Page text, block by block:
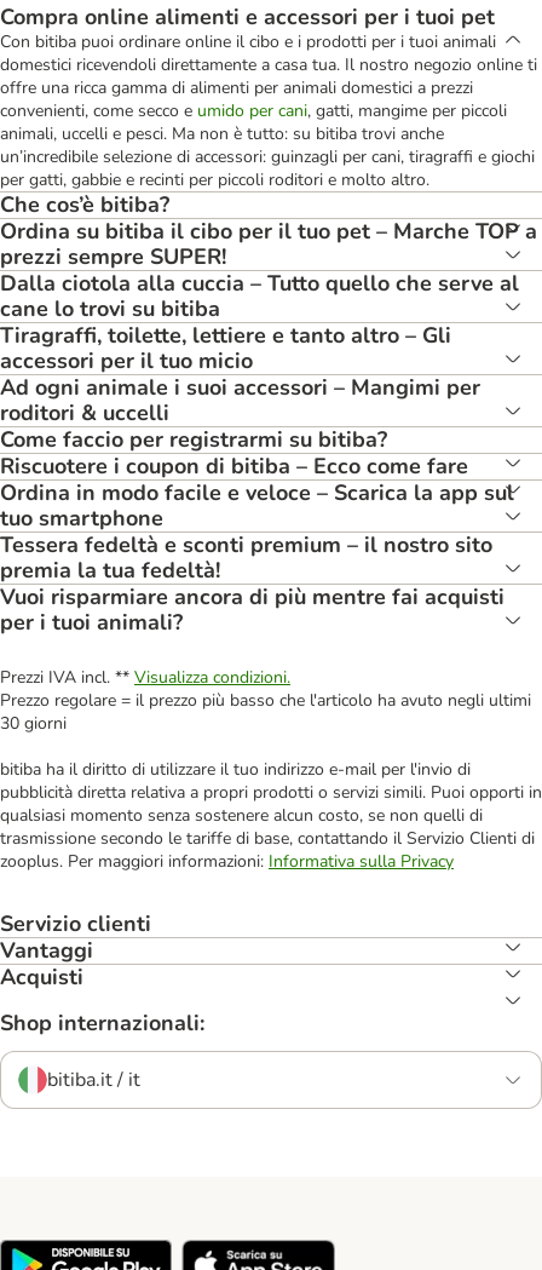
Compra online alimenti e accessori per i tuoi pet
Con bitiba puoi ordinare online il cibo e i prodotti per i tuoi animali
domestici ricevendoli direttamente a casa tua. Il nostro negozio online ti
offre una ricca gamma di alimenti per animali domestici a prezzi
convenienti, come secco e umido per cani, gatti, mangime per piccoli
animali, uccelli e pesci. Ma non è tutto: su bitiba trovi anche
un’incredibile selezione di accessori: guinzagli per cani, tiragraffi e giochi
per gatti, gabbie e recinti per piccoli roditori e molto altro.
Che cos’è bitiba?
Ordina su bitiba il cibo per il tuo pet – Marche TOP a
prezzi sempre SUPER!
Dalla ciotola alla cuccia – Tutto quello che serve al
cane lo trovi su bitiba
Tiragraffi, toilette, lettiere e tanto altro – Gli
accessori per il tuo micio
Ad ogni animale i suoi accessori – Mangimi per
roditori & uccelli
Come faccio per registrarmi su bitiba?
Riscuotere i coupon di bitiba – Ecco come fare
Ordina in modo facile e veloce – Scarica la app sul
tuo smartphone
Tessera fedeltà e sconti premium – il nostro sito
premia la tua fedeltà!
Vuoi risparmiare ancora di più mentre fai acquisti
per i tuoi animali?
Prezzi IVA incl. ** Visualizza condizioni.
Prezzo regolare = il prezzo più basso che l'articolo ha avuto negli ultimi
30 giorni
bitiba ha il diritto di utilizzare il tuo indirizzo e-mail per l'invio di
pubblicità diretta relativa a propri prodotti o servizi simili. Puoi opporti in
qualsiasi momento senza sostenere alcun costo, se non quelli di
trasmissione secondo le tariffe di base, contattando il Servizio Clienti di
zooplus. Per maggiori informazioni: Informativa sulla Privacy
Servizio clienti
Vantaggi
Acquisti
Shop internazionali:
bitiba.it / it